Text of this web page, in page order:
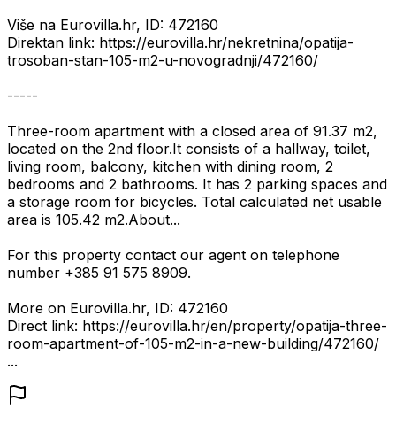
Više na Eurovilla.hr, ID: 472160
Direktan link: https://eurovilla.hr/nekretnina/opatija-
trosoban-stan-105-m2-u-novogradnji/472160/
-----
Three-room apartment with a closed area of 91.37 m2,
located on the 2nd floor.It consists of a hallway, toilet,
living room, balcony, kitchen with dining room, 2
bedrooms and 2 bathrooms. It has 2 parking spaces and
a storage room for bicycles. Total calculated net usable
area is 105.42 m2.About...
For this property contact our agent on telephone
number +385 91 575 8909.
More on Eurovilla.hr, ID: 472160
Direct link: https://eurovilla.hr/en/property/opatija-three-
room-apartment-of-105-m2-in-a-new-building/472160/
...